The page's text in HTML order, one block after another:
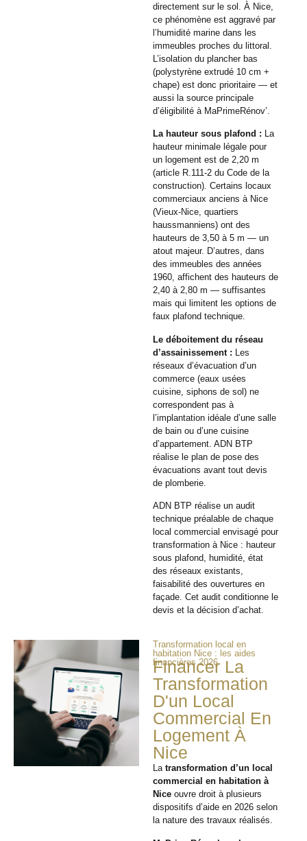
directement sur le sol. À Nice,
ce phénomène est aggravé par
l’humidité marine dans les
immeubles proches du littoral.
L’isolation du plancher bas
(polystyrène extrudé 10 cm +
chape) est donc prioritaire — et
aussi la source principale
d’éligibilité à MaPrimeRénov’.
La hauteur sous plafond : La
hauteur minimale légale pour
un logement est de 2,20 m
(article R.111-2 du Code de la
construction). Certains locaux
commerciaux anciens à Nice
(Vieux-Nice, quartiers
haussmanniens) ont des
hauteurs de 3,50 à 5 m — un
atout majeur. D’autres, dans
des immeubles des années
1960, affichent des hauteurs de
2,40 à 2,80 m — suffisantes
mais qui limitent les options de
faux plafond technique.
Le déboitement du réseau
d’assainissement : Les
réseaux d’évacuation d’un
commerce (eaux usées
cuisine, siphons de sol) ne
correspondent pas à
l’implantation idéale d’une salle
de bain ou d’une cuisine
d’appartement. ADN BTP
réalise le plan de pose des
évacuations avant tout devis
de plomberie.
ADN BTP réalise un audit
technique préalable de chaque
local commercial envisagé pour
transformation à Nice : hauteur
sous plafond, humidité, état
des réseaux existants,
faisabilité des ouvertures en
façade. Cet audit conditionne le
devis et la décision d’achat.
Transformation local en
habitation Nice : les aides
financières 2026
Financer La
Transformation
D'un Local
Commercial En
Logement À
Nice
Latransformation d’un local
commercial en habitation à
Nice ouvre droit à plusieurs
dispositifs d’aide en 2026 selon
la nature des travaux réalisés.